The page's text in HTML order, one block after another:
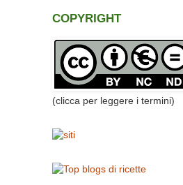
COPYRIGHT
(clicca per leggere i termini)